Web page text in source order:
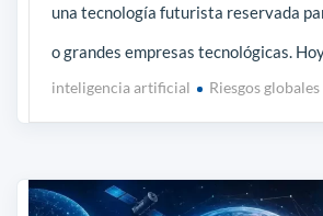
una tecnología futurista reservada
o grandes empresas tecnológicas.
inteligencia artificial Riesgos globales